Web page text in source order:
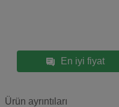
En iyi fiyat
Ürün ayrıntıları